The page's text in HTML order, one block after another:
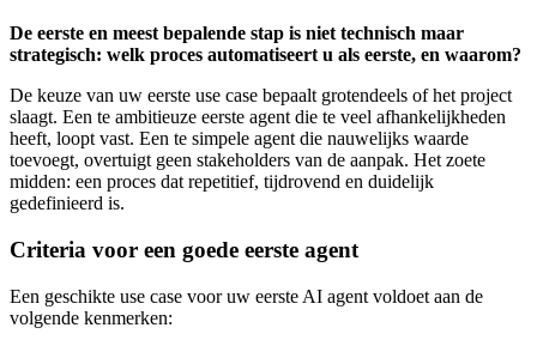
De eerste en meest bepalende stap is niet technisch maar
strategisch: welk proces automatiseert u als eerste, en waarom?
De keuze van uw eerste use case bepaalt grotendeels of het project
slaagt. Een te ambitieuze eerste agent die te veel afhankelijkheden
heeft, loopt vast. Een te simpele agent die nauwelijks waarde
toevoegt, overtuigt geen stakeholders van de aanpak. Het zoete
midden: een proces dat repetitief, tijdrovend en duidelijk
gedefinieerd is.
Criteria voor een goede eerste agent
Een geschikte use case voor uw eerste AI agent voldoet aan de
volgende kenmerken: